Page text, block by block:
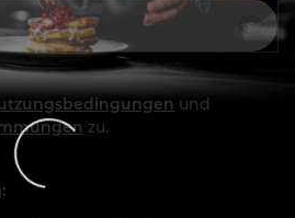
und
zu.